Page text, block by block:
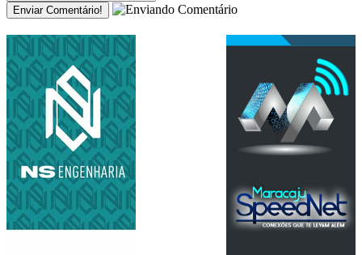
Enviar Comentário!